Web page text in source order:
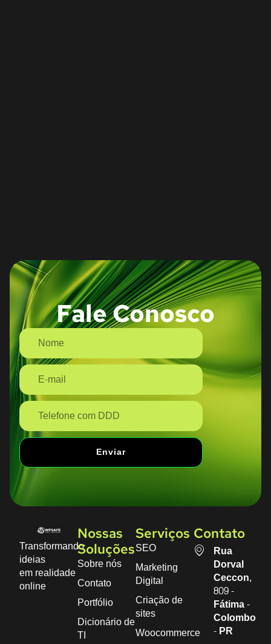
Fale Conosco
Enviar
Transformando
ideias
em realidade
online
Nossas
Soluções
Sobre nós
Contato
Portfólio
Dicionário de
TI
Serviços
SEO
Marketing
Digital
Criação de
sites
Woocommerce
Contato
Rua
Dorval
Ceccon,
809 -
Fátima -
Colombo
- PR